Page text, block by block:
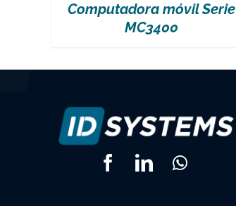
Computadora móvil Serie
MC3400